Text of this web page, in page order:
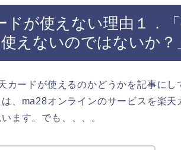
が使えない理由１．
えないのではないか？
ードが使えるのかどうかを記事にし
、ma28オンラインのサービスを楽天
ます。でも、、、。